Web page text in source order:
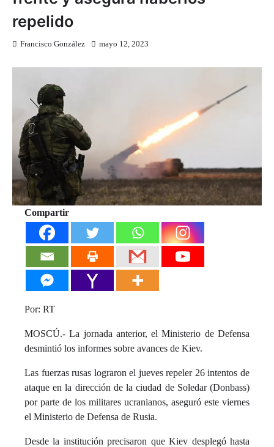
repelido
Francisco González mayo 12, 2023
Compartir
Por: RT
MOSCÚ.- La jornada anterior, el Ministerio de Defensa
desmintió los informes sobre avances de Kiev.
Las fuerzas rusas lograron el jueves repeler 26 intentos de
ataque en la dirección de la ciudad de Soledar (Donbass)
por parte de los militares ucranianos, aseguró este viernes
el Ministerio de Defensa de Rusia.
Desde la institución precisaron que Kiev desplegó hasta